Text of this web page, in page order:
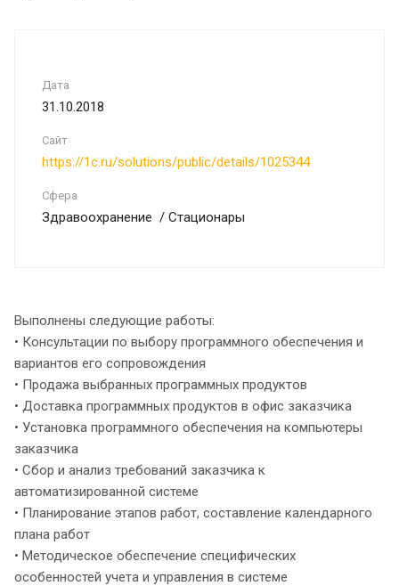
Дата
31.10.2018
Сайт
https://1c.ru/solutions/public/details/1025344
Сфера
Здравоохранение / Стационары
Выполнены следующие работы:
• Консультации по выбору программного обеспечения и
вариантов его сопровождения
• Продажа выбранных программных продуктов
• Доставка программных продуктов в офис заказчика
• Установка программного обеспечения на компьютеры
заказчика
• Сбор и анализ требований заказчика к
автоматизированной системе
• Планирование этапов работ, составление календарного
плана работ
• Методическое обеспечение специфических
особенностей учета и управления в системе